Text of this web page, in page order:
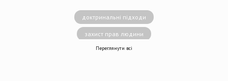
доктринальні підходи
захист прав людини
децентралізація влади
Переглянути всі